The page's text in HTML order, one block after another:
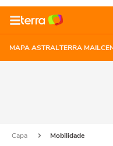
MAPA ASTRALTERRA MAIL
Capa Mobilidade